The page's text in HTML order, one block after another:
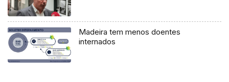
Madeira tem menos doentes
internados